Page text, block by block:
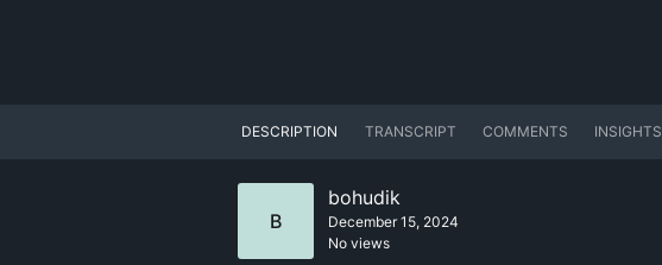
DESCRIPTION TRANSCRIPT COMMENTS INSIGHTS
B
bohudik
December 15, 2024
No views